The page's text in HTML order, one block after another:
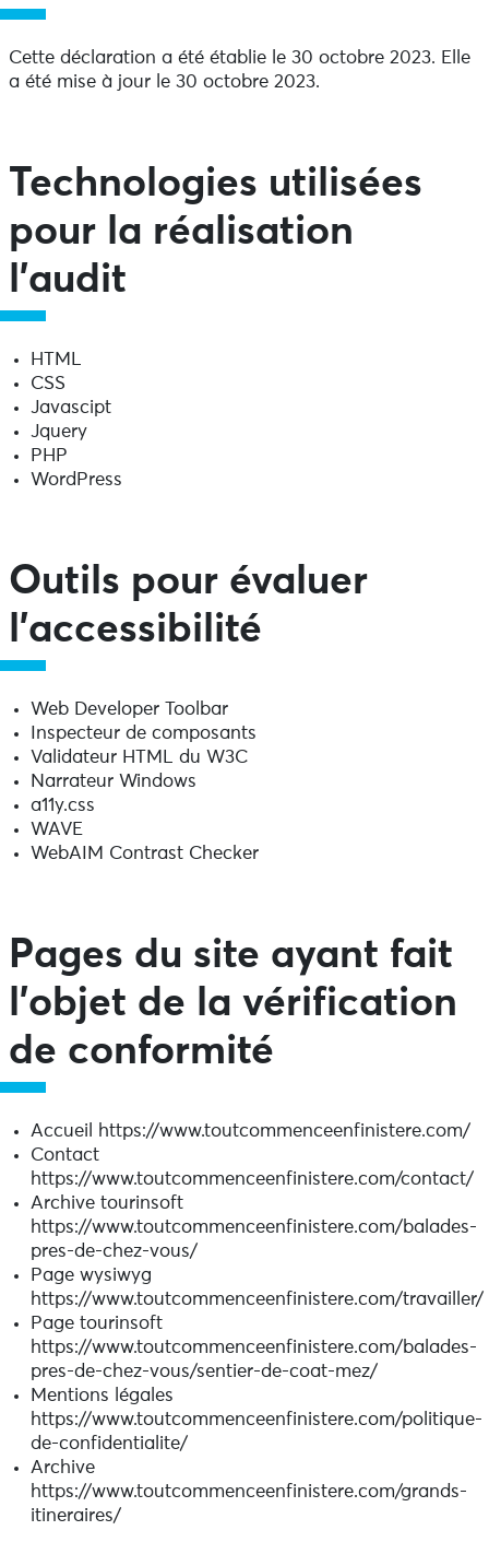
Cette déclaration a été établie le 30 octobre 2023. Elle
a été mise à jour le 30 octobre 2023.
Technologies utilisées
pour la réalisation
l’audit
HTML
CSS
Javascipt
Jquery
PHP
WordPress
Outils pour évaluer
l’accessibilité
Web Developer Toolbar
Inspecteur de composants
Validateur HTML du W3C
Narrateur Windows
a11y.css
WAVE
WebAIM Contrast Checker
Pages du site ayant fait
l’objet de la vérification
de conformité
Accueil https://www.toutcommenceenfinistere.com/
Contact
https://www.toutcommenceenfinistere.com/contact/
Archive tourinsoft
https://www.toutcommenceenfinistere.com/balades-
pres-de-chez-vous/
Page wysiwyg
https://www.toutcommenceenfinistere.com/travailler/
Page tourinsoft
https://www.toutcommenceenfinistere.com/balades-
pres-de-chez-vous/sentier-de-coat-mez/
Mentions légales
https://www.toutcommenceenfinistere.com/politique-
de-confidentialite/
Archive
https://www.toutcommenceenfinistere.com/grands-
itineraires/